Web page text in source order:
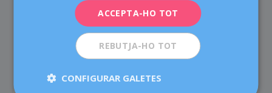
es mantinguin ben hidratades i que, quan s’hagin de
desplaçar en cotxe, hi pugin un cop l’aire condicionat
estigui en marxa i la temperatura de l’interior ja hagi
A l’estiu, també es pot gaudir de l’embaràs
Les onades de calor obliguen a abaixar el ritme, però
ACCEPTA-HO TOT
REBUTJA-HO TOT
CONFIGURAR GALETES